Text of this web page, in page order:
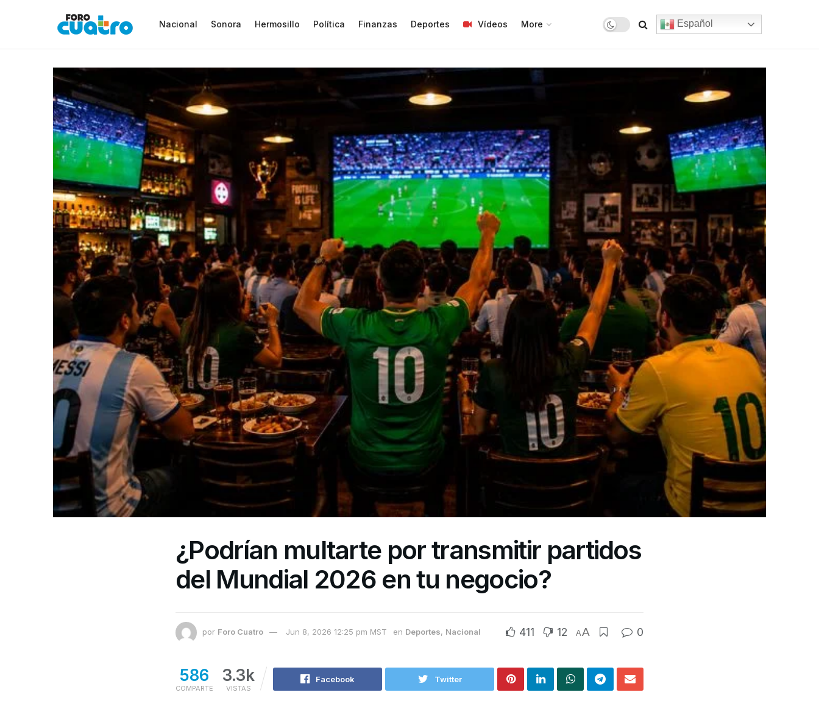
Nacional Sonora Hermosillo Política Finanzas Deportes Vídeos More Español
¿Podrían multarte por transmitir partidos
del Mundial 2026 en tu negocio?
por Foro Cuatro Jun 8, 2026 12:25 pm MST en Deportes, Nacional 411 12 AA 0
586
COMPARTE
3.3k
VISTAS
Facebook Twitter